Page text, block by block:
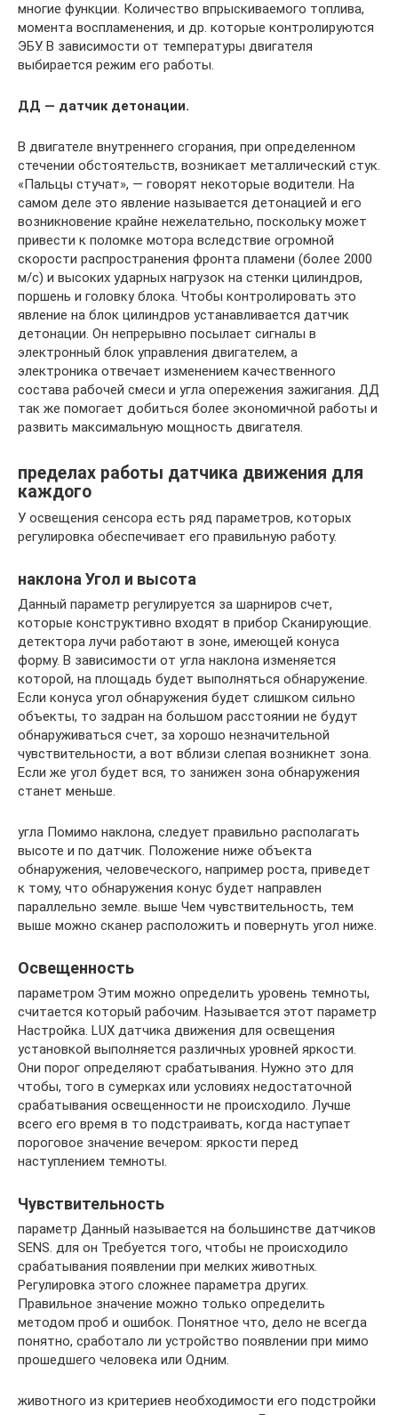
многие функции. Количество впрыскиваемого топлива,
момента воспламенения, и др. которые контролируются
ЭБУ. В зависимости от температуры двигателя
выбирается режим его работы.
ДД — датчик детонации.
В двигателе внутреннего сгорания, при определенном
стечении обстоятельств, возникает металлический стук.
«Пальцы стучат», — говорят некоторые водители. На
самом деле это явление называется детонацией и его
возникновение крайне нежелательно, поскольку может
привести к поломке мотора вследствие огромной
скорости распространения фронта пламени (более 2000
м/с) и высоких ударных нагрузок на стенки цилиндров,
поршень и головку блока. Чтобы контролировать это
явление на блок цилиндров устанавливается датчик
детонации. Он непрерывно посылает сигналы в
электронный блок управления двигателем, а
электроника отвечает изменением качественного
состава рабочей смеси и угла опережения зажигания. ДД
так же помогает добиться более экономичной работы и
развить максимальную мощность двигателя.
пределах работы датчика движения для
каждого
У освещения сенсора есть ряд параметров, которых
регулировка обеспечивает его правильную работу.
наклона Угол и высота
Данный параметр регулируется за шарниров счет,
которые конструктивно входят в прибор Сканирующие.
детектора лучи работают в зоне, имеющей конуса
форму. В зависимости от угла наклона изменяется
которой, на площадь будет выполняться обнаружение.
Если конуса угол обнаружения будет слишком сильно
объекты, то задран на большом расстоянии не будут
обнаруживаться счет, за хорошо незначительной
чувствительности, а вот вблизи слепая возникнет зона.
Если же угол будет вся, то занижен зона обнаружения
станет меньше.
угла Помимо наклона, следует правильно располагать
высоте и по датчик. Положение ниже объекта
обнаружения, человеческого, например роста, приведет
к тому, что обнаружения конус будет направлен
параллельно земле. выше Чем чувствительность, тем
выше можно сканер расположить и повернуть угол ниже.
Освещенность
параметром Этим можно определить уровень темноты,
считается который рабочим. Называется этот параметр
Настройка. LUX датчика движения для освещения
установкой выполняется различных уровней яркости.
Они порог определяют срабатывания. Нужно это для
чтобы, того в сумерках или условиях недостаточной
срабатывания освещенности не происходило. Лучше
всего его время в то подстраивать, когда наступает
пороговое значение вечером: яркости перед
наступлением темноты.
Чувствительность
параметр Данный называется на большинстве датчиков
SENS. для он Требуется того, чтобы не происходило
срабатывания появлении при мелких животных.
Регулировка этого сложнее параметра других.
Правильное значение можно только определить
методом проб и ошибок. Понятное что, дело не всегда
понятно, сработало ли устройство появлении при мимо
прошедшего человека или Одним.
животного из критериев необходимости его подстройки